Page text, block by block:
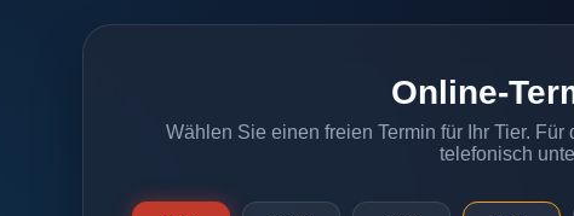
Online-
Wählen Sie einen freien Termin für Ihr Tier.
telefonisch